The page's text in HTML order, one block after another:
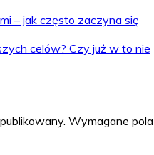
– jak często zaczyna się
celów? Czy już w to nie
Wymagane pola